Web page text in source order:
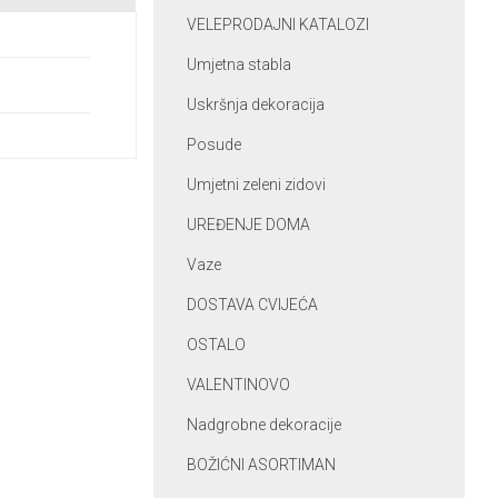
VELEPRODAJNI KATALOZI
Umjetna stabla
Uskršnja dekoracija
Posude
Umjetni zeleni zidovi
UREĐENJE DOMA
Vaze
DOSTAVA CVIJEĆA
OSTALO
VALENTINOVO
Nadgrobne dekoracije
BOŽIĆNI ASORTIMAN